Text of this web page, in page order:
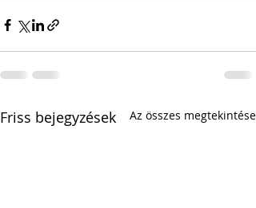
Friss bejegyzések Az összes megtekintése